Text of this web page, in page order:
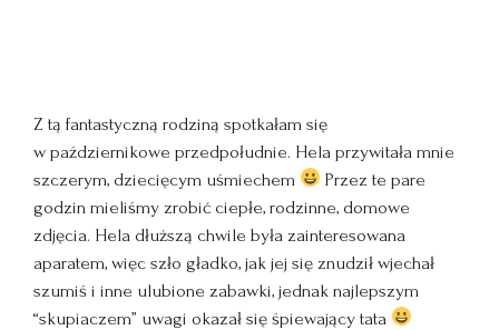
Z tą fantastyczną rodziną spotkałam się
w październikowe przedpołudnie. Hela przywitała mnie
szczerym, dziecięcym uśmiechem
Przez te pare
godzin mieliśmy zrobić ciepłe, rodzinne, domowe
zdjęcia. Hela dłuższą chwile była zainteresowana
aparatem, więc szło gładko, jak jej się znudził wjechał
szumiś i inne ulubione zabawki, jednak najlepszym
“skupiaczem” uwagi okazał się śpiewający tata